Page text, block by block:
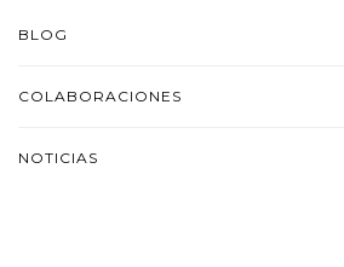
BLOG
COLABORACIONES
NOTICIAS